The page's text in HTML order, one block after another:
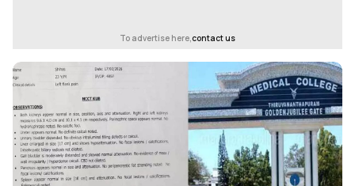
To advertise here, contact us